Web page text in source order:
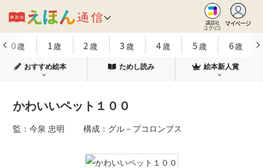
講談社
コクリコ
マイページ
0歳 1歳 2 歳 3歳 4歳 5歳 6歳
おすすめ絵本 ためし読み 絵本新人賞
かわいいペット１００
監：今泉 忠明 構成：グル－プコロンブス